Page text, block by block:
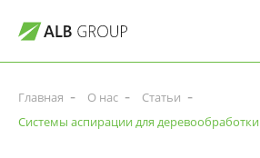
Главная О нас
Статьи
Системы аспирации для деревообработки